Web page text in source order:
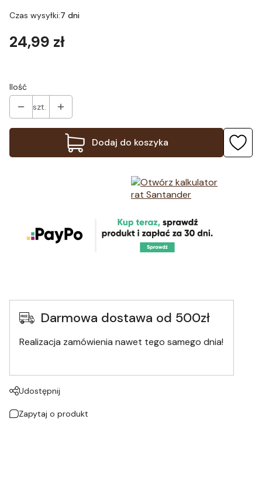
Czas wysyłki:7 dni
Cena
24,99 zł
Ilość
szt.
Dodaj do koszyka
Darmowa dostawa od 500zł
Realizacja zamówienia nawet tego samego dnia!
Udostępnij
Zapytaj o produkt